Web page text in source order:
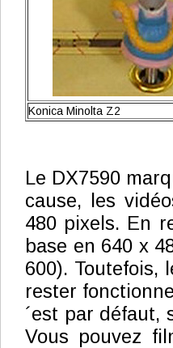
Konica Minolta Z2
Le DX7590
cause, les
480 pixels. En
base en 640 x
600). Toutefois,
rester
´est par défaut,
Vous pouvez